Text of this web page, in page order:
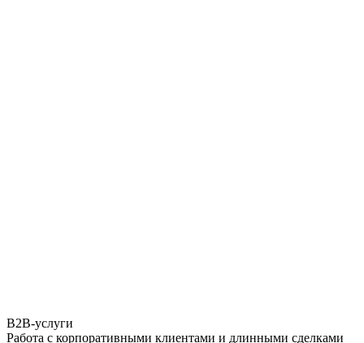
B2B-услуги
Работа с корпоративными клиентами и длинными сделками